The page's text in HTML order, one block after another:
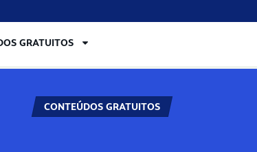
GRATUITOS
CONTEÚDOS GRATUITOS